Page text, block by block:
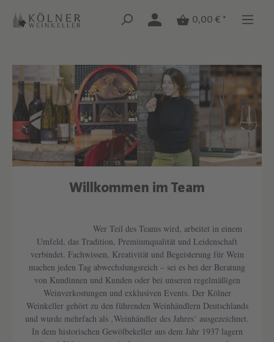
Zum Hauptinhalt springen
Zum Hauptinhalt springen
0,00 € *
Text überspringenWillkommen im Team
Wer Teil des Teams wird, arbeitet in einem
Umfeld, das Tradition, Premiumqualität und Leidenschaft
verbindet. Fachwissen, Kreativität und Begeisterung für Wein
machen jeden Tag abwechslungsreich – sei es bei der Beratung
von Kundinnen und Kunden oder bei unseren regelmäßigen
Weinverkostungen und exklusiven Events. Der Kölner
Weinkeller gehört zu den führenden Weinhändlern Deutschlands
und wurde mehrfach als ‚Weinhändler des Jahres‘ ausgezeichnet.
In dem historischen Gewölbekeller aus dem Jahr 1937 lagern